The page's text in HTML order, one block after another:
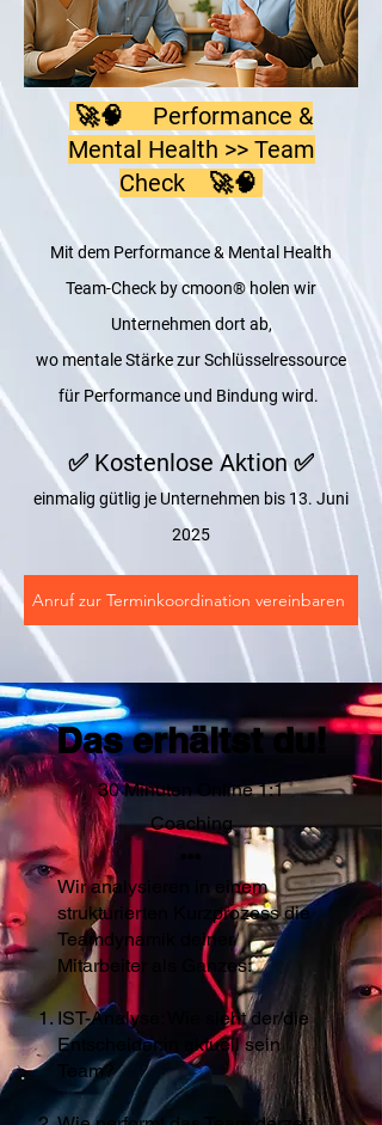
🚀🧠 Performance &
Mental Health >> Team
Check 🚀🧠
Mit dem Performance & Mental Health
Team-Check by cmoon® holen wir
Unternehmen dort ab,
wo mentale Stärke zur Schlüsselressource
für Performance und Bindung wird.
✅ Kostenlose Aktion ✅
einmalig gütlig je Unternehmen bis 13. Juni
2025
Anruf zur Terminkoordination vereinbaren
Das erhältst du!
30 Minuten Online 1:1
Coaching
Wir analysieren in einem
strukturierten Kurzprozess die
Teamdynamik deiner
Mitarbeiter als Ganzes:
IST-Analyse: Wie sieht der/die
Entscheider:in aktuell sein
Team?